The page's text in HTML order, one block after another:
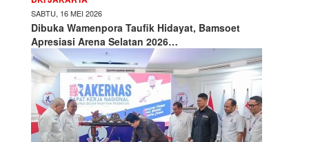
SABTU, 16 MEI 2026
Dibuka Wamenpora Taufik Hidayat, Bamsoet
Apresiasi Arena Selatan 2026…